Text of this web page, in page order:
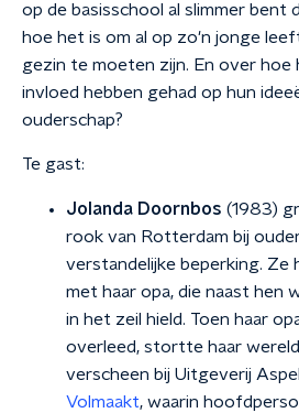
op de basisschool al slimmer bent
hoe het is om al op zo'n jonge
gezin te moeten zijn. En over hoe
invloed hebben gehad op hun
ouderschap?
Te gast:
Jolanda Doornbos (1983)
rook van Rotterdam bij
verstandelijke beperking. Ze
met haar opa, die naast hen
in het zeil hield. Toen haar
overleed, stortte haar
verscheen bij Uitgeverij
Volmaakt, waarin